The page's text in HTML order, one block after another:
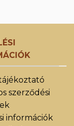
szerződési
információk